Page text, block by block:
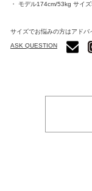
・ モデル174cm/53kg サイズ
サイズでお悩みの方はアドバ
ASK QUESTION